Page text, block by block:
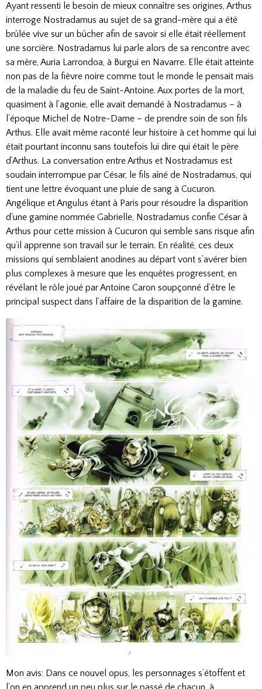
Ayant ressenti le besoin de mieux connaître ses origines, Arthus
interroge Nostradamus au sujet de sa grand-mère qui a été
brûlée vive sur un bûcher afin de savoir si elle était réellement
une sorcière. Nostradamus lui parle alors de sa rencontre avec
sa mère, Auria Larrondoa, à Burgui en Navarre. Elle était atteinte
non pas de la fièvre noire comme tout le monde le pensait mais
de la maladie du feu de Saint-Antoine. Aux portes de la mort,
quasiment à l’agonie, elle avait demandé à Nostradamus – à
l’époque Michel de Notre-Dame – de prendre soin de son fils
Arthus. Elle avait même raconté leur histoire à cet homme qui lui
était pourtant inconnu sans toutefois lui dire qui était le père
d’Arthus. La conversation entre Arthus et Nostradamus est
soudain interrompue par César, le fils aîné de Nostradamus, qui
tient une lettre évoquant une pluie de sang à Cucuron.
Angélique et Angulus étant à Paris pour résoudre la disparition
d'une gamine nommée Gabrielle, Nostradamus confie César à
Arthus pour cette mission à Cucuron qui semble sans risque afin
qu’il apprenne son travail sur le terrain. En réalité, ces deux
missions qui semblaient anodines au départ vont s’avérer bien
plus complexes à mesure que les enquêtes progressent, en
révélant le rôle joué par Antoine Caron soupçonné d’être le
principal suspect dans l’affaire de la disparition de la gamine.
Mon avis: Dans ce nouvel opus, les personnages s’étoffent et